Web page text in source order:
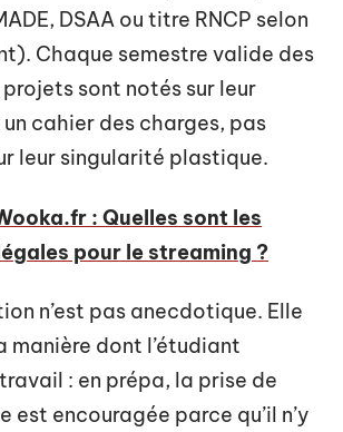
DSAA ou titre RNCP selon
Chaque semestre valide des
sont notés sur leur
cahier des charges, pas
leur singularité plastique.
: Quelles sont les
pour le streaming ?
n’est pas anecdotique. Elle
manière dont l’étudiant
: en prépa, la prise de
est encouragée parce qu’il n’y